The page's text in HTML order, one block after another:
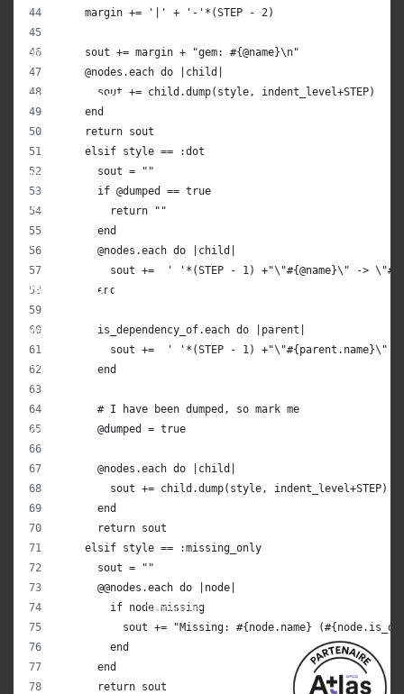
    margin += '|' + '-'*(STEP - 2)
    sout += margin + "gem: #{@name}\n"
    @nodes.each do |child|
      sout += child.dump(style, indent_level+STEP)
    end
    return sout
    elsif style == :dot
      sout = ""
      if @dumped == true
        return ""
      end
      @nodes.each do |child|
sout +=  ' '*(STEP - 1) +"\"#{@name}\" ->
      end
      is_dependency_of.each do |parent|
sout +=  ' '*(STEP - 1) +"\"#{parent.name}\"
      end
      # I have been dumped, so mark me
      @dumped = true
      @nodes.each do |child|
        sout += child.dump(style, indent_level+STEP)
      end
      return sout
    elsif style == :missing_only
      sout = ""
      @@nodes.each do |node|
        if node.missing
sout += "Missing: #{node.name}
        end
      end
      return sout
Bluesky
X/Twitter
HUMAN CODERS
Formations
Clients
À propos
COMMUNAUTÉ
News
Human Talks
Podcast
Discord
11 bis passage Doisy
Numéro de déclaration d'activité : 11 75 48362 75